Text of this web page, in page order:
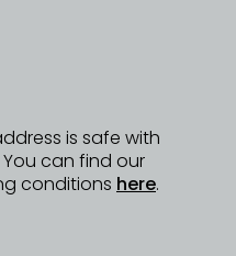
is safe with
can find our
conditions here.